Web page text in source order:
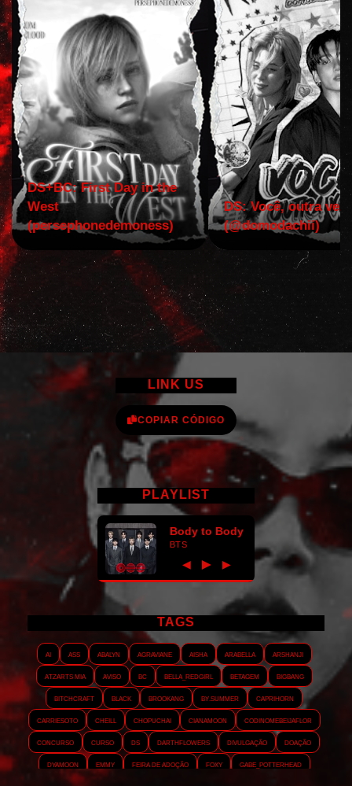
DS+BC: First Day in the
West
(persephonedemoness)
DS: Você, outra vez!
(@domodachii)
LINK US
COPIAR CÓDIGO
PLAYLIST
Body to Body
BTS
◀ ► ▶
TAGS
AI ASS Abalyn Agraviane Aisha Arabella
Arshanji
Atzarts Mia
Aviso BC Bella_RedGirl Betagem
Bigbang
Bitchcraft
Black Brookang By.summer
Caprihorn
Carriesoto
Cheill Chopuchai Cianamoon
Codinomebeijaflor
Concurso
Curso DS Darthflowers Divulgação
Doação
Dyamoon
Emmy Feira de adoção Foxy
Gabe_Potterhead